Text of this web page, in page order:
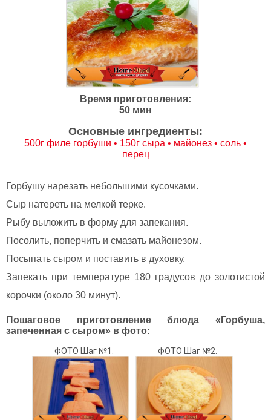
Время приготовления:
50 мин
Основные ингредиенты:
500г филе горбуши • 150г сыра • майонез • соль •
перец
Горбушу нарезать небольшими кусочками.
Сыр натереть на мелкой терке.
Рыбу выложить в форму для запекания.
Посолить, поперчить и смазать майонезом.
Посыпать сыром и поставить в духовку.
Запекать при температуре 180 градусов до золотистой
корочки (около 30 минут).
Пошаговое приготовление блюда «Горбуша,
запеченная с сыром» в фото:
ФОТО Шаг №1. ФОТО Шаг №2.